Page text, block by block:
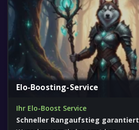
Elo-Boosting-Service
Ihr Elo-Boost Service
Schneller Rangaufstieg garantiert